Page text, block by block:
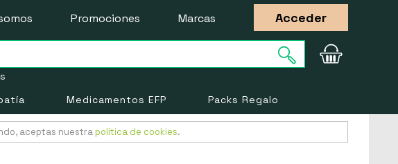
Promociones Marcas Acceder
Medicamentos EFP Packs Regalo
aceptas nuestra política de cookies.